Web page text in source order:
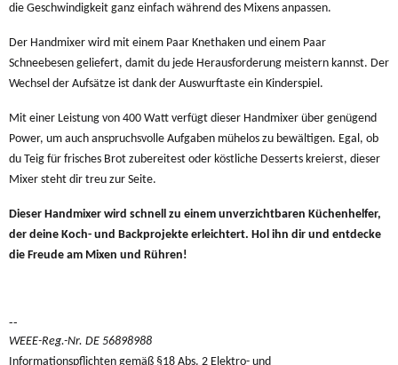
die Geschwindigkeit ganz einfach während des Mixens anpassen.
Der Handmixer wird mit einem Paar Knethaken und einem Paar
Schneebesen geliefert, damit du jede Herausforderung meistern kannst. Der
Wechsel der Aufsätze ist dank der Auswurftaste ein Kinderspiel.
Mit einer Leistung von 400 Watt verfügt dieser Handmixer über genügend
Power, um auch anspruchsvolle Aufgaben mühelos zu bewältigen. Egal, ob
du Teig für frisches Brot zubereitest oder köstliche Desserts kreierst, dieser
Mixer steht dir treu zur Seite.
Dieser Handmixer wird schnell zu einem unverzichtbaren Küchenhelfer,
der deine Koch- und Backprojekte erleichtert. Hol ihn dir und entdecke
die Freude am Mixen und Rühren!
--
WEEE-Reg.-Nr. DE 56898988
Informationspflichten gemäß §18 Abs. 2 Elektro- und